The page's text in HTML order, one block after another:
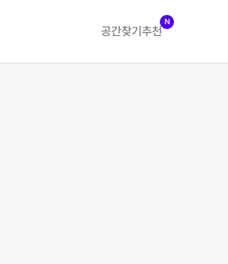
공간찾기 추천
N